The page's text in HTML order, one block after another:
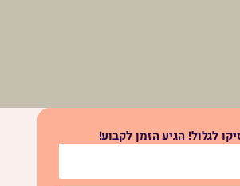
לגלול! הגיע הזמן לקבוע!